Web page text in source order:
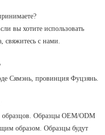
вы хотите использовать
свяжитесь с нами.
Сямэнь, провинция Фуцзянь.
образцов. Образцы OEM/ODM
образом. Образцы будут